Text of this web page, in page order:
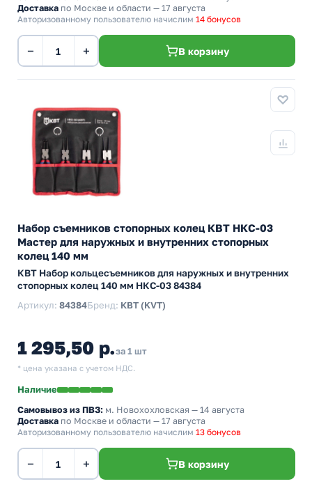
Доставка по Москве и области — 17 августа
Авторизованному пользователю начислим 14 бонусов
− + В корзину
Набор съемников стопорных колец КВТ НКС-03
Мастер для наружных и внутренних стопорных
колец 140 мм
КВТ Набор кольцесъемников для наружных и внутренних
стопорных колец 140 мм НКС-03 84384
Артикул: 84384Бренд: КВТ (KVT)
1 295,50 р.за 1 шт
* цена указана с учетом НДС.
Наличие
Самовывоз из ПВЗ: м. Новохохловская — 14 августа
Доставка по Москве и области — 17 августа
Авторизованному пользователю начислим 13 бонусов
− + В корзину